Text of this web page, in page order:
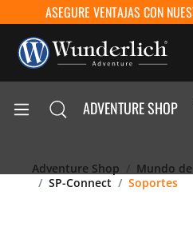
ASEGURE VENTAJAS CON
ADVENTURE SHOP
Adventure Shop
Mundo
SP-Connect
Soportes